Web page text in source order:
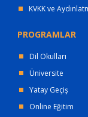
KVKK ve
PROGRAMLAR
Dil Okulları
Üniversite
Yatay Geçiş
Online Eğitim